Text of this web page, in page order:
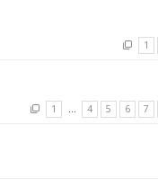
1
1 … 4 5 6 7